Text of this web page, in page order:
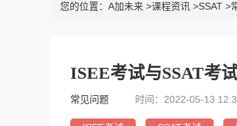
您的位置： A加未来 >课程资讯 >SSAT >
ISEE考试与SSAT考
常见问题 时间：2022-05-13